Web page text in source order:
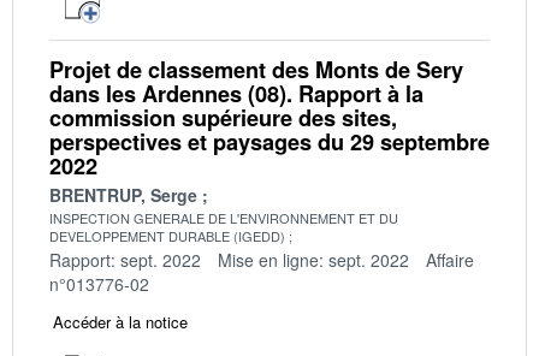
Projet de classement des Monts de Sery
dans les Ardennes (08). Rapport à la
commission supérieure des sites,
perspectives et paysages du 29 septembre
2022
BRENTRUP, Serge
INSPECTION GENERALE DE L'ENVIRONNEMENT ET DU
DEVELOPPEMENT DURABLE (IGEDD)
Rapport: sept. 2022 Mise en ligne: sept. 2022
Affaire
n°013776-02
Accéder à la notice